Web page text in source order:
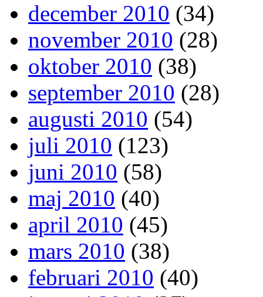
december 2010 (34)
november 2010 (28)
oktober 2010 (38)
september 2010 (28)
augusti 2010 (54)
juli 2010 (123)
juni 2010 (58)
maj 2010 (40)
april 2010 (45)
mars 2010 (38)
februari 2010 (40)